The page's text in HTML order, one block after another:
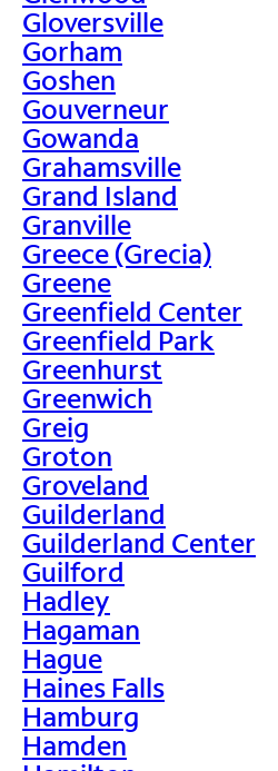
Gloversville
Gorham
Goshen
Gouverneur
Gowanda
Grahamsville
Grand Island
Granville
Greece (Grecia)
Greene
Greenfield Center
Greenfield Park
Greenhurst
Greenwich
Greig
Groton
Groveland
Guilderland
Guilderland Center
Guilford
Hadley
Hagaman
Hague
Haines Falls
Hamburg
Hamden